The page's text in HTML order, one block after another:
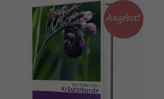
Angebot!